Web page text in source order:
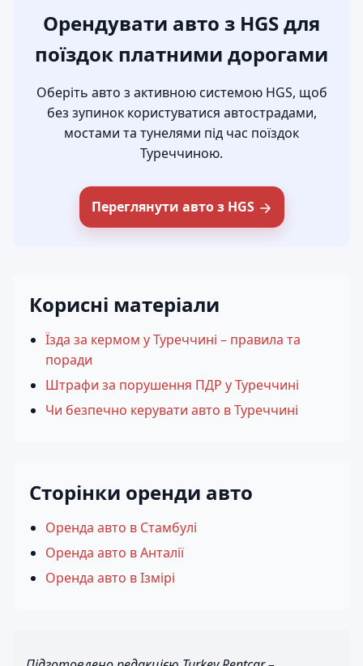
Орендувати авто з HGS для
поїздок платними дорогами
Оберіть авто з активною системою HGS, щоб
без зупинок користуватися автострадами,
мостами та тунелями під час поїздок
Туреччиною.
Переглянути авто з HGS
Корисні матеріали
Їзда за кермом у Туреччині – правила та
поради
Штрафи за порушення ПДР у Туреччині
Чи безпечно керувати авто в Туреччині
Сторінки оренди авто
Оренда авто в Стамбулі
Оренда авто в Анталії
Оренда авто в Ізмірі